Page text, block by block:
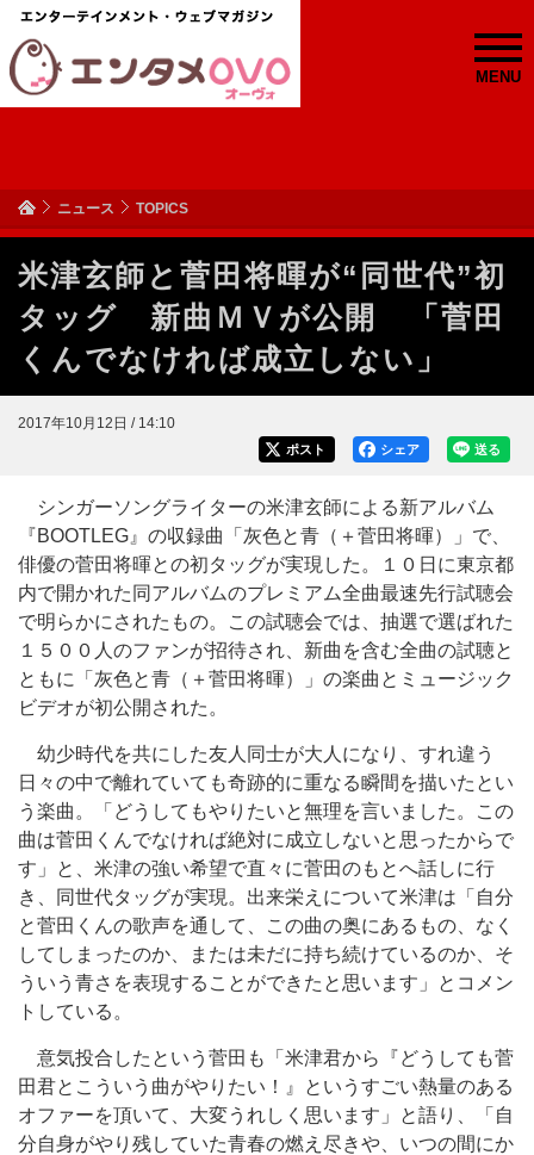
MENU
ニュース TOPICS
米津玄師と菅田将暉が“同世代”初
タッグ 新曲ＭＶが公開 「菅田
くんでなければ成立しない」
2017年10月12日 / 14:10
送る
シェア
ポスト
シンガーソングライターの米津玄師による新アルバム
『BOOTLEG』の収録曲「灰色と青（＋菅田将暉）」で、
俳優の菅田将暉との初タッグが実現した。１０日に東京都
内で開かれた同アルバムのプレミアム全曲最速先行試聴会
で明らかにされたもの。この試聴会では、抽選で選ばれた
１５００人のファンが招待され、新曲を含む全曲の試聴と
ともに「灰色と青（＋菅田将暉）」の楽曲とミュージック
ビデオが初公開された。
幼少時代を共にした友人同士が大人になり、すれ違う
日々の中で離れていても奇跡的に重なる瞬間を描いたとい
う楽曲。「どうしてもやりたいと無理を言いました。この
曲は菅田くんでなければ絶対に成立しないと思ったからで
す」と、米津の強い希望で直々に菅田のもとへ話しに行
き、同世代タッグが実現。出来栄えについて米津は「自分
と菅田くんの歌声を通して、この曲の奥にあるもの、なく
してしまったのか、または未だに持ち続けているのか、そ
ういう青さを表現することができたと思います」とコメン
トしている。
意気投合したという菅田も「米津君から『どうしても菅
田君とこういう曲がやりたい！』というすごい熱量のある
オファーを頂いて、大変うれしく思います」と語り、「自
分自身がやり残していた青春の燃え尽きや、いつの間にか